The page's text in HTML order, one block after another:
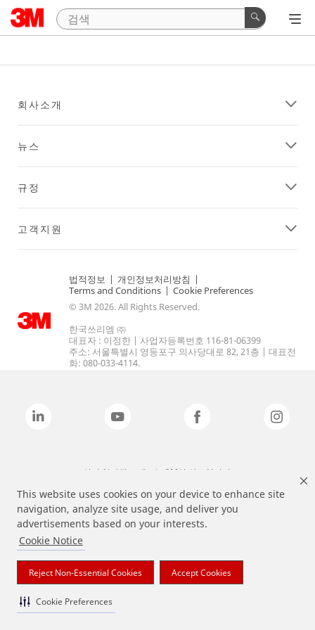
This website uses cookies on your device to enhance site
navigation, analyze site usage, and deliver you
advertisements based on your interests.
Cookie Notice
Reject Non-Essential Cookies Accept Cookies
Cookie Preferences
회사소개
뉴스
규정
고객지원
법적정보 | 개인정보처리방침 |
Terms and Conditions | Cookie Preferences
© 3M 2026. All Rights Reserved.
한국쓰리엠 ㈜
대표자 : 이정한 | 사업자등록번호 116-81-06399
주소: 서울특별시 영등포구 의사당대로 82, 21층 | 대표전
화: 080-033-4114.
상기 열거된 브랜드는 3M의 상표입니다.